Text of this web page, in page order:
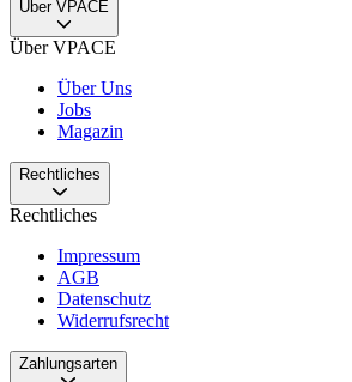
Über VPACE
Über VPACE
Über Uns
Jobs
Magazin
Rechtliches
Rechtliches
Impressum
AGB
Datenschutz
Widerrufsrecht
Zahlungsarten